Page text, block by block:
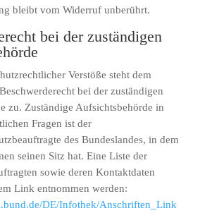
bleibt vom Widerruf unberührt.
bei der zuständigen
Verstöße steht dem
bei der zuständigen
zu. Zuständige Aufsichtsbehörde in
Fragen ist der
des Bundeslandes, in dem
seinen Sitz hat. Eine Liste der
sowie deren Kontaktdaten
Link entnommen werden:
DE/Infothek/Anschriften_Link